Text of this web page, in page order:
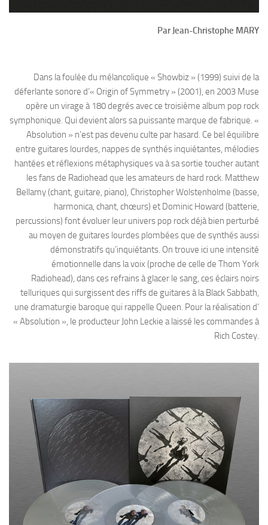
Par Jean-Christophe MARY
Dans la foulée du mélancolique « Showbiz » (1999) suivi de la
déferlante sonore d’« Origin of Symmetry » (2001), en 2003 Muse
opère un virage à 180 degrés avec ce troisième album pop rock
symphonique. Qui devient alors sa puissante marque de fabrique. «
Absolution » n’est pas devenu culte par hasard. Ce bel équilibre
entre guitares lourdes, nappes de synthés inquiétantes, mélodies
hantées et réflexions métaphysiques va à sa sortie toucher autant
les fans de Radiohead que les amateurs de hard rock. Matthew
Bellamy (chant, guitare, piano), Christopher Wolstenholme (basse,
harmonica, chant, chœurs) et Dominic Howard (batterie,
percussions) font évoluer leur univers pop rock déjà bien perturbé
au moyen de guitares lourdes plombées que de synthés aussi
démonstratifs qu’inquiétants. On trouve ici une intensité
émotionnelle dans la voix (proche de celle de Thom York
Radiohead), dans ces refrains à glacer le sang, ces éclairs noirs
telluriques qui surgissent des riffs de guitares à la Black Sabbath,
une dramaturgie baroque qui rappelle Queen. Pour la réalisation d’
« Absolution », le producteur John Leckie a laissé les commandes à
Rich Costey.